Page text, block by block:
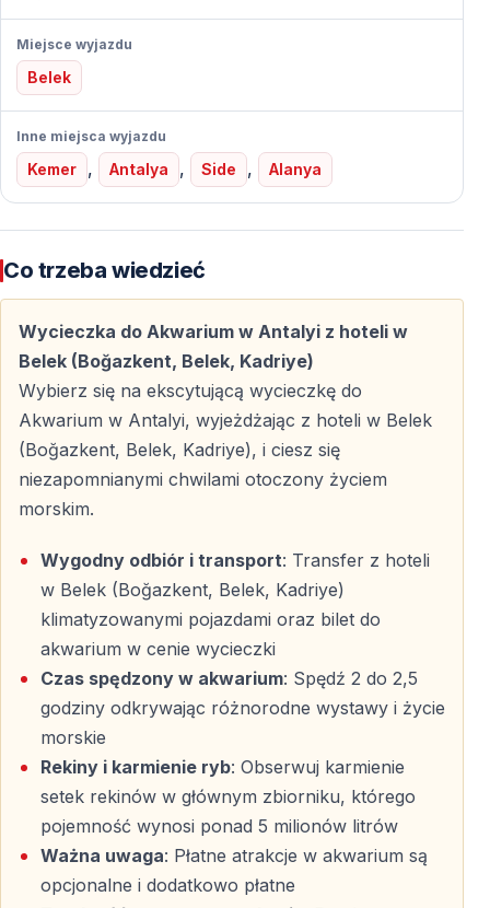
Atrakcja przyjazna rodzinom
Akwarium w Antalyi jest doskonałym miejscem dla
rodzin z dziećmi. Oprócz ekspozycji morskich dostępne
są takżeSala Śnieżna oraz Muzeum Lodu
zapewniają dodatkową rozrywkę i różnorodność
Rekiny i ogromne zbiorniki wodne
których żyją setki rekinów oraz wiele dużych gatunków
morskich. To nie tylko widowiskowe, ale również
edukacyjne doświadczenie, pozwalające lepiej
zrozumieć ekosystemy morskie.
Czas wolny i atrakcje opcjonalne
Można wykonać pamiątkowe zdjęcia lub odpocząć w
pobliskich punktach gastronomicznych, takich jak
McDonald’s czyGeLatte Italian Ice Cream .
Idealna półdniowa wycieczka z Belek
Ta wycieczka to połączenie komfortu, rozrywki i
edukacji.Akwarium w Antalyi z Belek
wyborem dla rodzin, par oraz grup, które chcą
zobaczyć coś wyjątkowego w krótkim czasie.
Najczęściej zadawane pytania
Miejsce wyjazdu
Belek
Inne miejsca wyjazdu
Kemer , Antalya , Side , Alanya
Co trzeba wiedzieć
Wycieczka do Akwarium w Antalyi z hoteli w
Belek (Boğazkent, Belek, Kadriye)
Wybierz się na ekscytującą wycieczkę do
Akwarium w Antalyi, wyjeżdżając z hoteli w Belek
(Boğazkent, Belek, Kadriye), i ciesz się
niezapomnianymi chwilami otoczony życiem
morskim.
Wygodny odbiór i transport: Transfer z hoteli
w Belek (Boğazkent, Belek, Kadriye)
klimatyzowanymi pojazdami oraz bilet do
akwarium w cenie wycieczki
Czas spędzony w akwarium: Spędź 2 do 2,5
godziny odkrywając różnorodne wystawy i życie
morskie
Rekiny i karmienie ryb: Obserwuj karmienie
setek rekinów w głównym zbiorniku, którego
pojemność wynosi ponad 5 milionów litrów
Ważna uwaga: Płatne atrakcje w akwarium są
opcjonalne i dodatkowo płatne